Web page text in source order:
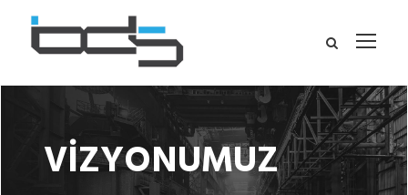
VİZYONUMUZ